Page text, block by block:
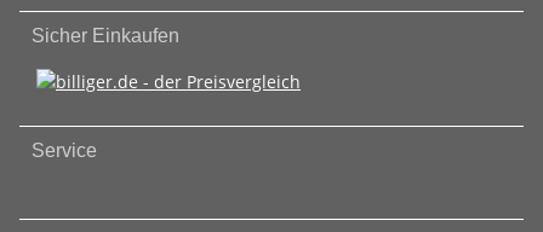
Sicher Einkaufen
Service